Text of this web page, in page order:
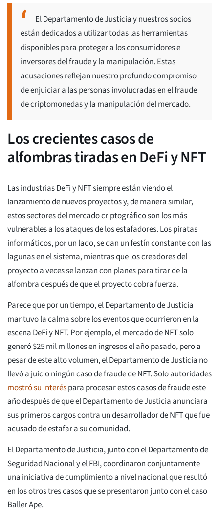
El Departamento de Justicia y nuestros socios
están dedicados a utilizar todas las herramientas
disponibles para proteger a los consumidores e
inversores del fraude y la manipulación. Estas
acusaciones reflejan nuestro profundo compromiso
de enjuiciar a las personas involucradas en el fraude
de criptomonedas y la manipulación del mercado.
Los crecientes casos de
alfombras tiradas en DeFi y NFT
Las industrias DeFi y NFT siempre están viendo el
lanzamiento de nuevos proyectos y, de manera similar,
estos sectores del mercado criptográfico son los más
vulnerables a los ataques de los estafadores. Los piratas
informáticos, por un lado, se dan un festín constante con las
lagunas en el sistema, mientras que los creadores del
proyecto a veces se lanzan con planes para tirar de la
alfombra después de que el proyecto cobra fuerza.
Parece que por un tiempo, el Departamento de Justicia
mantuvo la calma sobre los eventos que ocurrieron en la
escena DeFi y NFT. Por ejemplo, el mercado de NFT solo
generó $25 mil millones en ingresos el año pasado, pero a
pesar de este alto volumen, el Departamento de Justicia no
llevó a juicio ningún caso de fraude de NFT. Solo autoridades
mostró su interéspara procesar estos casos de fraude este
año después de que el Departamento de Justicia anunciara
sus primeros cargos contra un desarrollador de NFT que fue
acusado de estafar a su comunidad.
El Departamento de Justicia, junto con el Departamento de
Seguridad Nacional y el FBI, coordinaron conjuntamente
una iniciativa de cumplimiento a nivel nacional que resultó
en los otros tres casos que se presentaron junto con el caso
Baller Ape.